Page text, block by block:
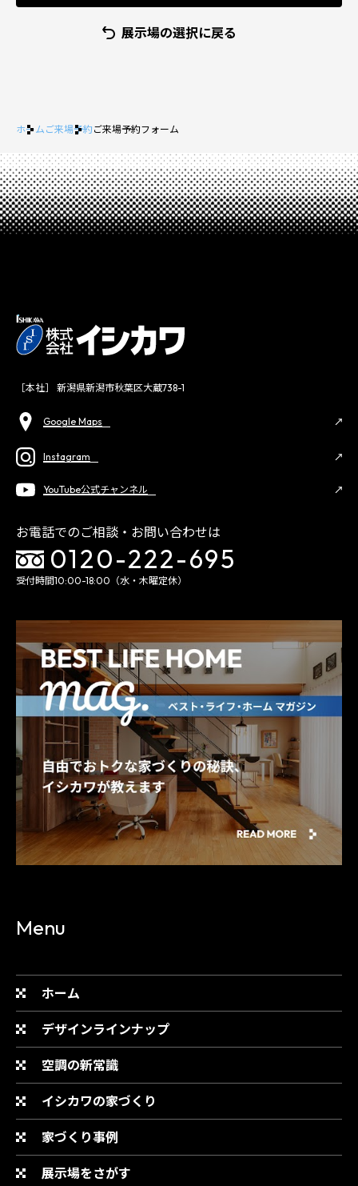
展示場の選択に戻る
ホーム ご来場予約 ご来場予約フォーム
［本社］ 新潟県新潟市秋葉区大蔵738-1
Google Maps
Instagram
YouTube公式チャンネル
お電話でのご相談・お問い合わせは
0120-222-695
受付時間10:00-18:00（水・木曜定休）
Menu
ホーム
デザインラインナップ
空調の新常識
イシカワの家づくり
家づくり事例
展示場をさがす